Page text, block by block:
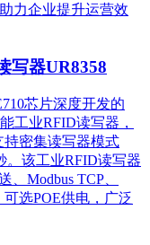
力企业提升运营效
写器UR8358
芯片深度开发的
工业RFID读写器，
持密集读写器模式
。该工业RFID读写器
Modbus TCP、
选POE供电，广泛